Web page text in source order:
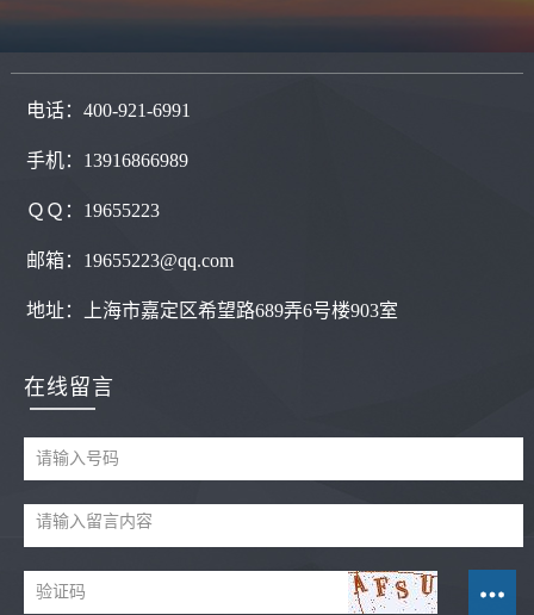
电话：400-921-6991
手机：13916866989
ＱＱ： 19655223
邮箱：19655223@qq.com
地址： 上海市嘉定区希望路689弄6号楼903室
在线留言